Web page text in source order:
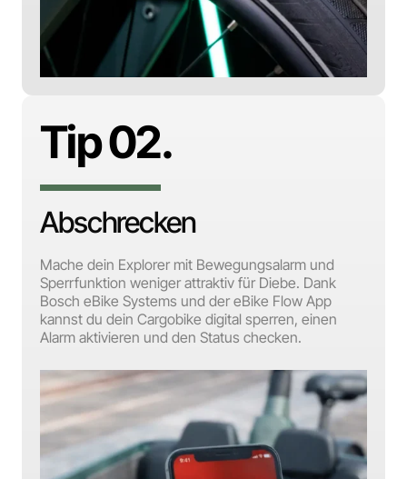
Tip 02.
Abschrecken
Mache dein Explorer mit Bewegungsalarm und
Sperrfunktion weniger attraktiv für Diebe. Dank
Bosch eBike Systems und der eBike Flow App
kannst du dein Cargobike digital sperren, einen
Alarm aktivieren und den Status checken.